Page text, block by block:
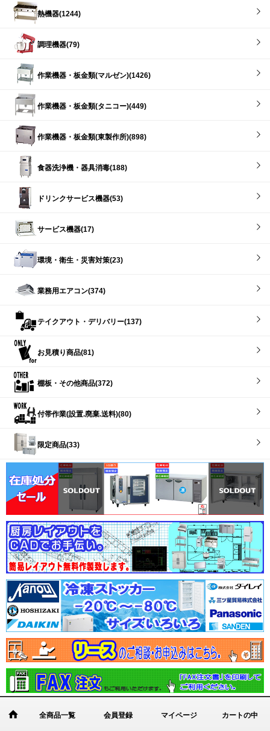
熱機器(1244)
調理機器(79)
作業機器・板金類(マルゼン)(1426)
作業機器・板金類(タニコー)(449)
作業機器・板金類(東製作所)(898)
食器洗浄機・器具消毒(188)
ドリンクサービス機器(53)
サービス機器(17)
環境・衛生・災害対策(23)
業務用エアコン(374)
テイクアウト・デリバリー(137)
お見積り商品(81)
棚板・その他商品(372)
付帯作業(設置.廃棄.送料)(80)
限定商品(33)
全商品一覧 会員登録 マイページ カートの中